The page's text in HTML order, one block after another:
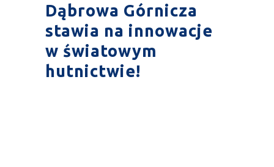
Dąbrowa Górnicza
stawia na innowacje
w światowym
hutnictwie!